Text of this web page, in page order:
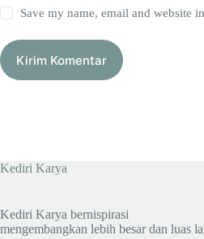
Save my name, email and website
Kirim Komentar
Kediri Karya
Kediri Karya bernispirasi
mengembangkan lebih besar dan luas